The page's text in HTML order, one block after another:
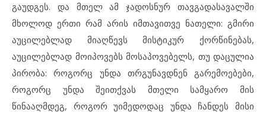
გაუდგეს. და მთელ ამ ჯადოსნურ თავგადასავალში
მხოლოდ ერთი რამ არის იმთავითვე ნათელი: გმირი
აუცილებლად მიაღწევს მისტიკურ ქორწინებას,
აუცილებლად მოიპოვებს მოსაპოვებელს, თუ დაცულია
პირობა: როგორც უნდა თრგუნავდნენ გარემოებები,
როგორც უნდა შეითქვას მთელი სამყარო მის
წინააღმდეგ, როგორ უიმედოდაც უნდა ჩანდეს მისი